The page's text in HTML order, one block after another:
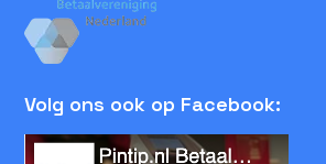
Volg ons ook op Facebook: